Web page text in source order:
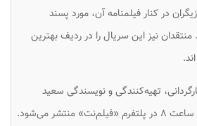
در کنار فیلمنامه آن، مورد پسند
نیز این سریال را در ردیف بهترین
تهیه‌کنندگی و نویسندگی سعید
ابوطالب، دوشنبه هر هفته ساعت ۸ در پلتفرم «فیلم‌نت» منتشر می‌شود.